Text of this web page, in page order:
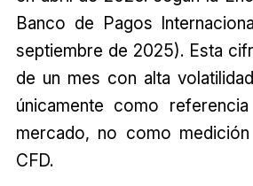
Banco de Pagos
septiembre de 2025). Esta
de un mes con alta
únicamente como
mercado, no como
CFD.